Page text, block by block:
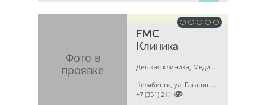
FMC
Клиника
Детская клиника, Медицинская лаборатория, Гинекология
Челябинск, ул. Гагарина, 5 А

+7 (351) 2173679